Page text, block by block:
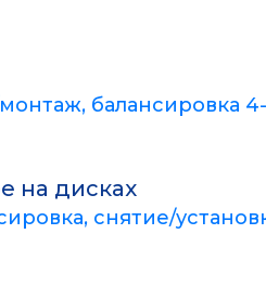
балансировка
на дисках
снятие/